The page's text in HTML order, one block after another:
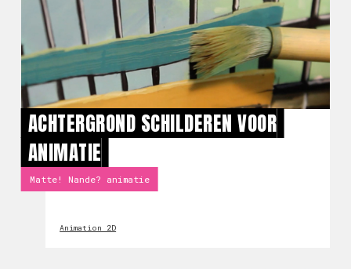
ACHTERGROND SCHILDEREN VOOR
ANIMATIE
Matte! Nande? animatie
Animation 2D